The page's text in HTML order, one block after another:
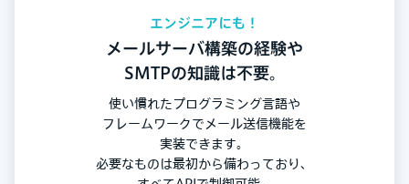
エンジニアにも！
メールサーバ構築の経験や
SMTPの知識は不要。
使い慣れたプログラミング言語や
フレームワークでメール送信機能を
実装できます。
必要なものは最初から備わっており、